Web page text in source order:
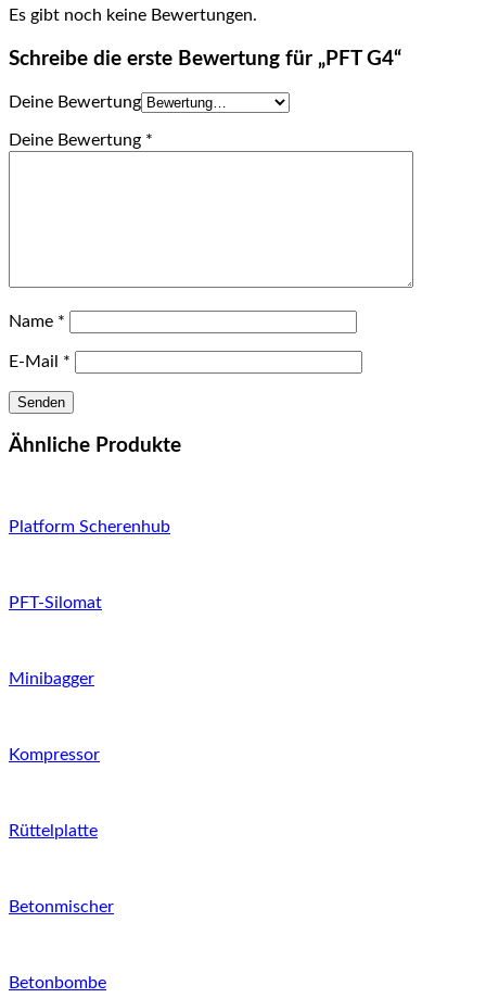
Es gibt noch keine Bewertungen.
Schreibe die erste Bewertung für „PFT G4“
Deine Bewertung
Deine Bewertung *
Name *
E-Mail *
Ähnliche Produkte
Platform Scherenhub
PFT-Silomat
Minibagger
Kompressor
Rüttelplatte
Betonmischer
Betonbombe